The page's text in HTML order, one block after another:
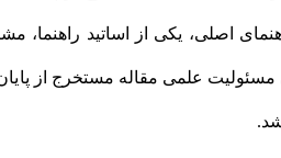
اصلی، یکی از اساتید راهنما،
علمی مقاله مستخرج از